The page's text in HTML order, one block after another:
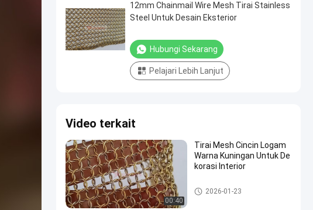
12mm Chainmail Wire Mesh Tirai Stainless
Steel Untuk Desain Eksterior
Hubungi Sekarang
Pelajari Lebih Lanjut
Video terkait
00:40
Tirai Mesh Cincin Logam
Warna Kuningan Untuk De
korasi Interior
Ring Metal Mesh
2026-01-23